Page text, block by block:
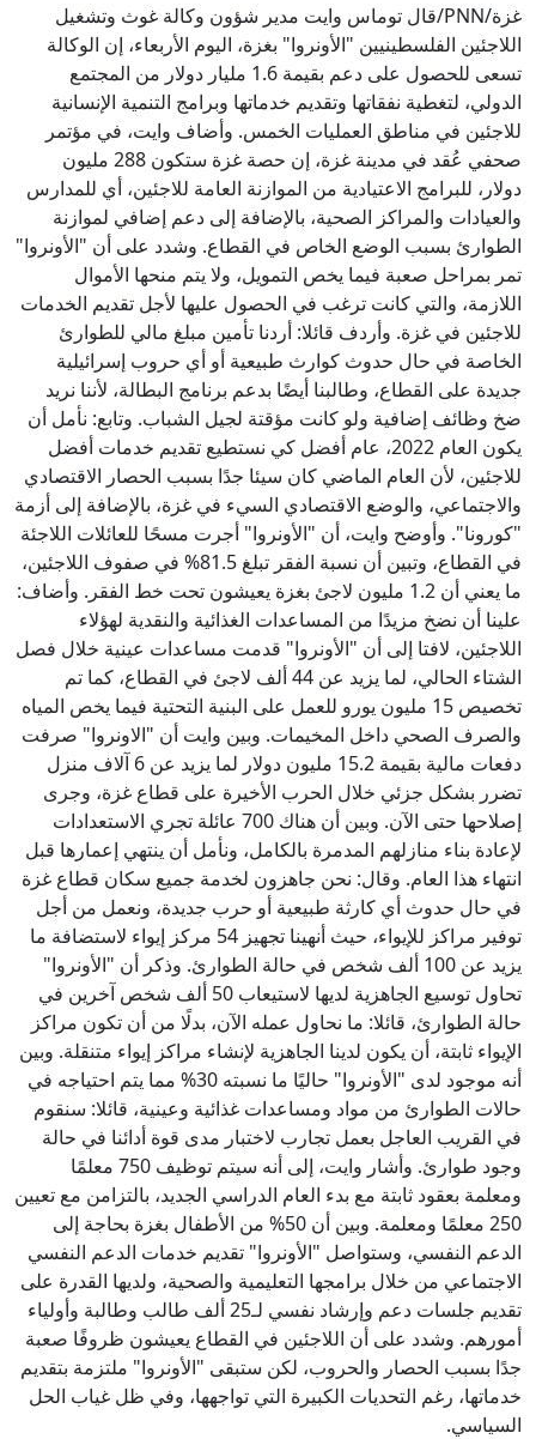
غزة/PNN/قال توماس وايت مدير شؤون وكالة غوث وتشغيل
اللاجئين الفلسطينيين "الأونروا" بغزة، اليوم الأربعاء، إن الوكالة
تسعى للحصول على دعم بقيمة 1.6 مليار دولار من المجتمع
الدولي، لتغطية نفقاتها وتقديم خدماتها وبرامج التنمية الإنسانية
للاجئين في مناطق العمليات الخمس. وأضاف وايت، في مؤتمر
صحفي عُقد في مدينة غزة، إن حصة غزة ستكون 288 مليون
دولار، للبرامج الاعتيادية من الموازنة العامة للاجئين، أي للمدارس
والعيادات والمراكز الصحية، بالإضافة إلى دعم إضافي لموازنة
الطوارئ بسبب الوضع الخاص في القطاع. وشدد على أن "الأونروا"
تمر بمراحل صعبة فيما يخص التمويل، ولا يتم منحها الأموال
اللازمة، والتي كانت ترغب في الحصول عليها لأجل تقديم الخدمات
للاجئين في غزة. وأردف قائلا: أردنا تأمين مبلغ مالي للطوارئ
الخاصة في حال حدوث كوارث طبيعية أو أي حروب إسرائيلية
جديدة على القطاع، وطالبنا أيضًا بدعم برنامج البطالة، لأننا نريد
ضخ وظائف إضافية ولو كانت مؤقتة لجيل الشباب. وتابع: نأمل أن
يكون العام 2022، عام أفضل كي نستطيع تقديم خدمات أفضل
للاجئين، لأن العام الماضي كان سيئا جدًا بسبب الحصار الاقتصادي
والاجتماعي، والوضع الاقتصادي السيء في غزة، بالإضافة إلى أزمة
"كورونا". وأوضح وايت، أن "الأونروا" أجرت مسحًا للعائلات اللاجئة
في القطاع، وتبين أن نسبة الفقر تبلغ 81.5% في صفوف اللاجئين،
ما يعني أن 1.2 مليون لاجئ بغزة يعيشون تحت خط الفقر. وأضاف:
علينا أن نضخ مزيدًا من المساعدات الغذائية والنقدية لهؤلاء
اللاجئين، لافتا إلى أن "الأونروا" قدمت مساعدات عينية خلال فصل
الشتاء الحالي، لما يزيد عن 44 ألف لاجئ في القطاع، كما تم
تخصيص 15 مليون يورو للعمل على البنية التحتية فيما يخص المياه
والصرف الصحي داخل المخيمات. وبين وايت أن "الاونروا" صرفت
دفعات مالية بقيمة 15.2 مليون دولار لما يزيد عن 6 آلاف منزل
تضرر بشكل جزئي خلال الحرب الأخيرة على قطاع غزة، وجرى
إصلاحها حتى الآن. وبين أن هناك 700 عائلة تجري الاستعدادات
لإعادة بناء منازلهم المدمرة بالكامل، ونأمل أن ينتهي إعمارها قبل
انتهاء هذا العام. وقال: نحن جاهزون لخدمة جميع سكان قطاع غزة
في حال حدوث أي كارثة طبيعية أو حرب جديدة، ونعمل من أجل
توفير مراكز للإيواء، حيث أنهينا تجهيز 54 مركز إيواء لاستضافة ما
يزيد عن 100 ألف شخص في حالة الطوارئ. وذكر أن "الأونروا"
تحاول توسيع الجاهزية لديها لاستيعاب 50 ألف شخص آخرين في
حالة الطوارئ، قائلا: ما نحاول عمله الآن، بدلًا من أن تكون مراكز
الإيواء ثابتة، أن يكون لدينا الجاهزية لإنشاء مراكز إيواء متنقلة. وبين
أنه موجود لدى "الأونروا" حاليًا ما نسبته 30% مما يتم احتياجه في
حالات الطوارئ من مواد ومساعدات غذائية وعينية، قائلا: سنقوم
في القريب العاجل بعمل تجارب لاختبار مدى قوة أدائنا في حالة
وجود طوارئ. وأشار وايت، إلى أنه سيتم توظيف 750 معلمًا
ومعلمة بعقود ثابتة مع بدء العام الدراسي الجديد، بالتزامن مع تعيين
250 معلمًا ومعلمة. وبين أن 50% من الأطفال بغزة بحاجة إلى
الدعم النفسي، وستواصل "الأونروا" تقديم خدمات الدعم النفسي
الاجتماعي من خلال برامجها التعليمية والصحية، ولديها القدرة على
تقديم جلسات دعم وإرشاد نفسي لـ25 ألف طالب وطالبة وأولياء
أمورهم. وشدد على أن اللاجئين في القطاع يعيشون ظروفًا صعبة
جدًا بسبب الحصار والحروب، لكن ستبقى "الأونروا" ملتزمة بتقديم
خدماتها، رغم التحديات الكبيرة التي تواجهها، وفي ظل غياب الحل
السياسي.